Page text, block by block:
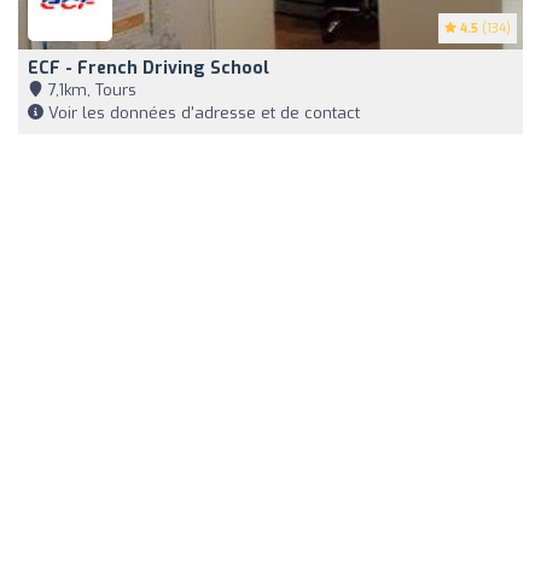
4.5 (134)
ECF - French Driving School
7,1km, Tours
Voir les données d'adresse et de contact